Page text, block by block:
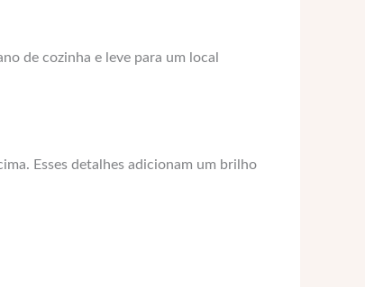
de cozinha e leve para um local
Esses detalhes adicionam um brilho